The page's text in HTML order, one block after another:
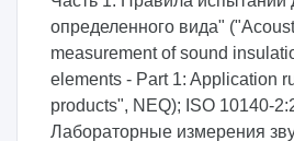
определенного вида"
measurement of sound
elements - Part 1: Application
products", NEQ); ISO 10140-
Лабораторные измерения